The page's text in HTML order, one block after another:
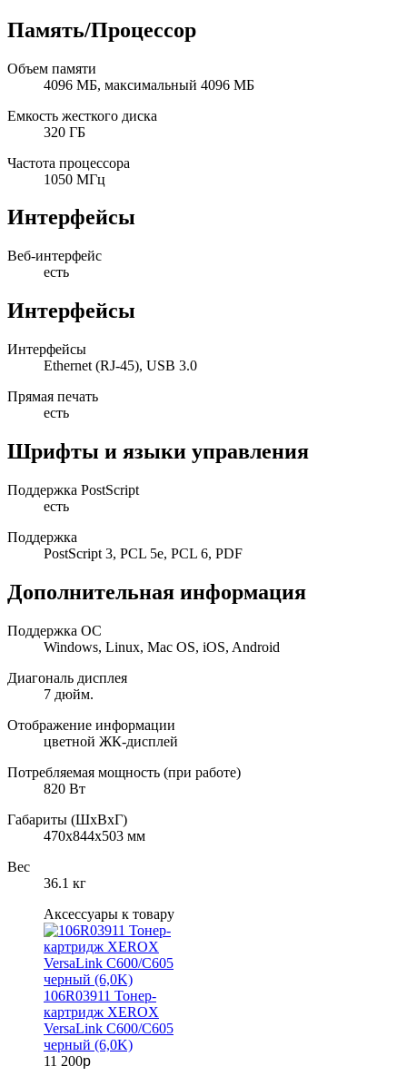
Память/Процессор
Объем памяти
4096 МБ, максимальный 4096 МБ
Емкость жесткого диска
320 ГБ
Частота процессора
1050 МГц
Интерфейсы
Веб-интерфейс
есть
Интерфейсы
Интерфейсы
Ethernet (RJ-45), USB 3.0
Прямая печать
есть
Шрифты и языки управления
Поддержка PostScript
есть
Поддержка
PostScript 3, PCL 5e, PCL 6, PDF
Дополнительная информация
Поддержка ОС
Windows, Linux, Mac OS, iOS, Android
Диагональ дисплея
7 дюйм.
Отображение информации
цветной ЖК-дисплей
Потребляемая мощность (при работе)
820 Вт
Габариты (ШхВхГ)
470x844x503 мм
Вес
36.1 кг
Аксессуары к товару
106R03911 Тонер-
картридж XEROX
VersaLink C600/C605
черный (6,0K)
11 200p